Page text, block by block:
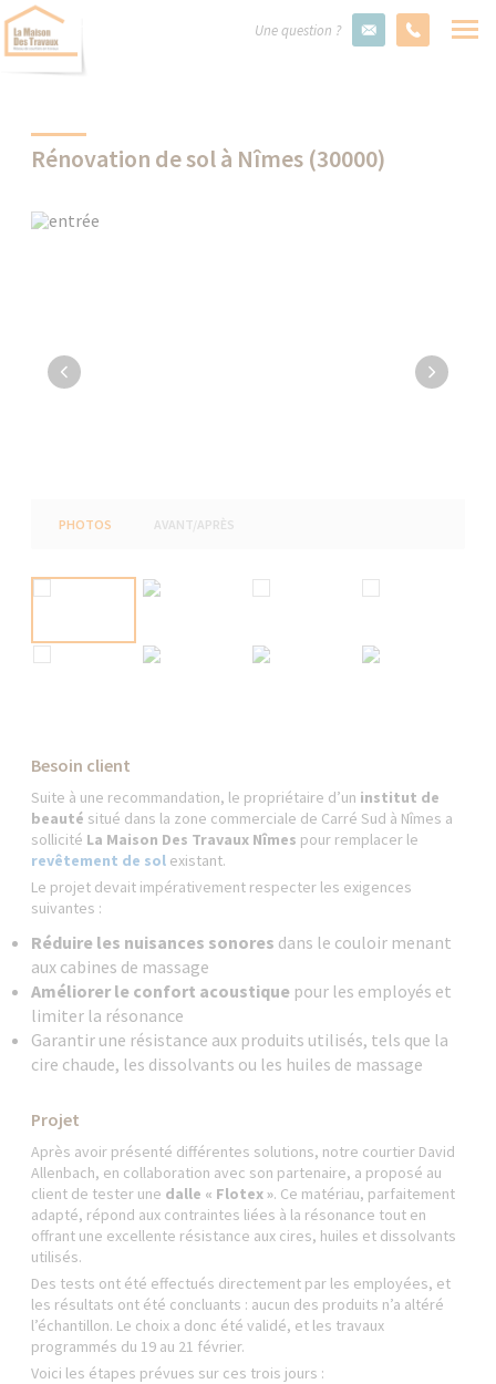
Une question ?
Rénovation de sol à Nîmes (30000)
PHOTOS AVANT/APRÈS
Besoin client
Suite à une recommandation, le propriétaire d’un institut de
beauté situé dans la zone commerciale de Carré Sud à Nîmes a
sollicité La Maison Des Travaux Nîmes pour remplacer le
revêtement de sol existant.
Le projet devait impérativement respecter les exigences
suivantes :
Réduire les nuisances sonores dans le couloir menant
aux cabines de massage
Améliorer le confort acoustique pour les employés et
limiter la résonance
Garantir une résistance aux produits utilisés, tels que la
cire chaude, les dissolvants ou les huiles de massage
Projet
Après avoir présenté différentes solutions, notre courtier David
Allenbach, en collaboration avec son partenaire, a proposé au
client de tester une dalle « Flotex ». Ce matériau, parfaitement
adapté, répond aux contraintes liées à la résonance tout en
offrant une excellente résistance aux cires, huiles et dissolvants
utilisés.
Des tests ont été effectués directement par les employées, et
les résultats ont été concluants : aucun des produits n’a altéré
l’échantillon. Le choix a donc été validé, et les travaux
programmés du 19 au 21 février.
Voici les étapes prévues sur ces trois jours :